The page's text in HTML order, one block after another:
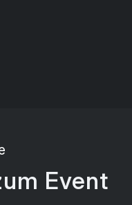
Event